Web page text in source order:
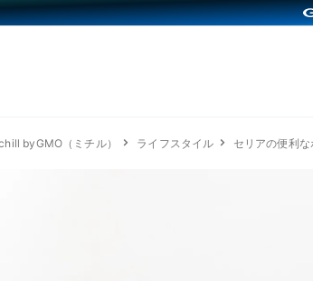
byGMO（ミチル） ライフスタイル セリアの便利